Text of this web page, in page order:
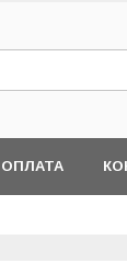
ОПЛАТА